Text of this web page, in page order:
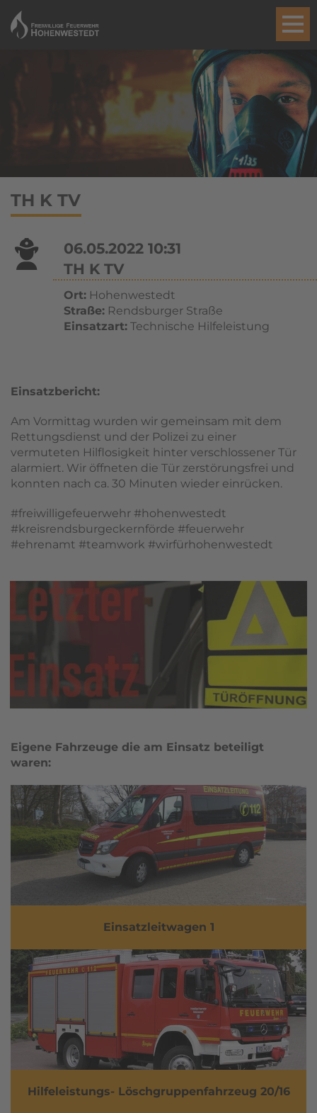
TH K TV
06.05.2022 10:31
TH K TV
Ort:Hohenwestedt
Straße:Rendsburger Straße
Einsatzart:Technische Hilfeleistung
Einsatzbericht:
Am Vormittag wurden wir gemeinsam mit dem
Rettungsdienst und der Polizei zu einer
vermuteten Hilflosigkeit hinter verschlossener Tür
alarmiert. Wir öffneten die Tür zerstörungsfrei und
konnten nach ca. 30 Minuten wieder einrücken.
#freiwilligefeuerwehr #hohenwestedt
#kreisrendsburgeckernförde #feuerwehr
#ehrenamt #teamwork #wirfürhohenwestedt
Eigene Fahrzeuge die am Einsatz beteiligt
waren:
Einsatzleitwagen 1
Hilfeleistungs- Löschgruppenfahrzeug 20/16